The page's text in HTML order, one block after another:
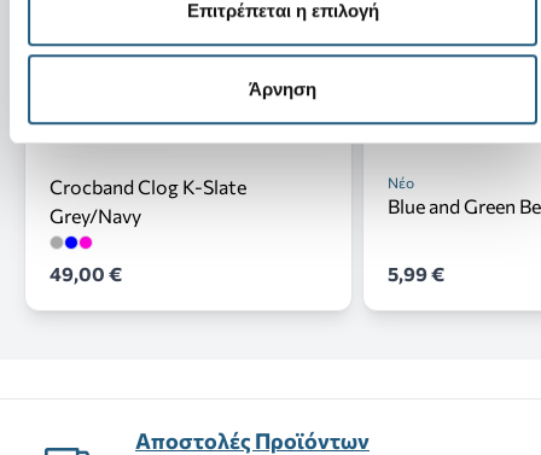
Επιτρέπεται η επιλογή
Άρνηση
Crocband Clog K-Slate
Grey/Navy
49,00 €
Νέο
Blue and Green
5,99 €
Αποστολές Προϊόντων